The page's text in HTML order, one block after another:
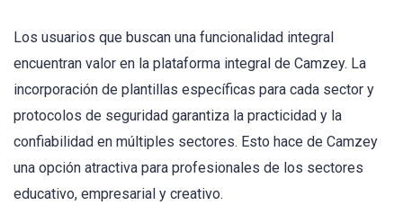
Los usuarios que buscan una funcionalidad integral
encuentran valor en la plataforma integral de Camzey. La
incorporación de plantillas específicas para cada sector y
protocolos de seguridad garantiza la practicidad y la
confiabilidad en múltiples sectores. Esto hace de Camzey
una opción atractiva para profesionales de los sectores
educativo, empresarial y creativo.